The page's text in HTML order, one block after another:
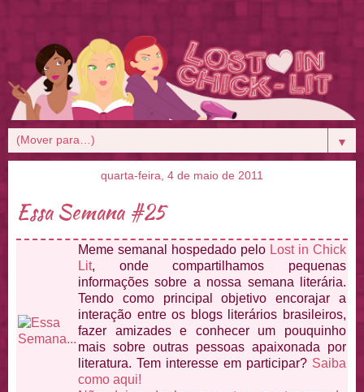
▼
quarta-feira, 4 de maio de 2011
Essa Semana #25
Meme semanal hospedado pelo Lost in Chick
Lit, onde compartilhamos pequenas
informações sobre a nossa semana literária.
Tendo como principal objetivo encorajar a
interação entre os blogs literários brasileiros,
fazer amizades e conhecer um pouquinho
mais sobre outras pessoas apaixonada por
literatura. Tem interesse em participar? Saiba
como aqui!